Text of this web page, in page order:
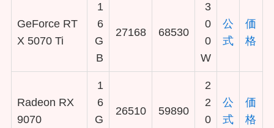
GeForce RT
X 5070 Ti
1
6
G
B
27168 68530
3
0
0
W
公
式
価
格
Radeon RX
9070
1
6
G
26510 59890
2
2
0
公
式
価
格